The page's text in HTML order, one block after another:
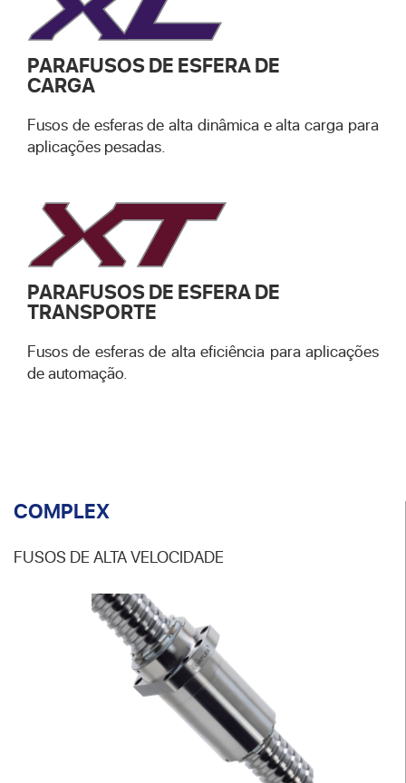
PARAFUSOS DE ESFERA DE
CARGA
Fusos de esferas de alta dinâmica e alta carga para
aplicações pesadas.
PARAFUSOS DE ESFERA DE
TRANSPORTE
Fusos de esferas de alta eficiência para aplicações
de automação.
COMPLEX
FUSOS DE ALTA VELOCIDADE